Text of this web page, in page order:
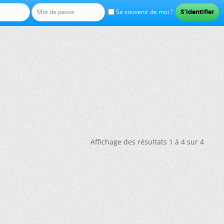
Se souvenir de moi ?
Affichage des résultats 1 à 4 sur 4